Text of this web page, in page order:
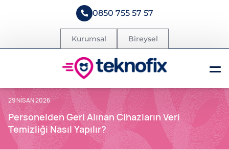
0850 755 57 57
Kurumsal Bireysel
29 NISAN 2026
Personelden Geri Alınan Cihazların Veri
Temizliği Nasıl Yapılır?